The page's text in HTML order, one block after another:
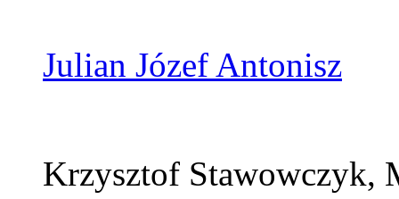
Julian Józef Antonisz
Krzysztof Stawowczyk,